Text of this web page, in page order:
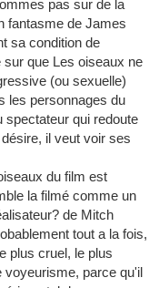
pas sur de la
fantasme de James
sa condition de
que Les oiseaux ne
(ou sexuelle)
les personnages du
qui redoute
il veut voir ses
du film est
la filmé comme un
de Mitch
tout a la fois,
plus cruel, le plus
voyeurisme, parce qu'il